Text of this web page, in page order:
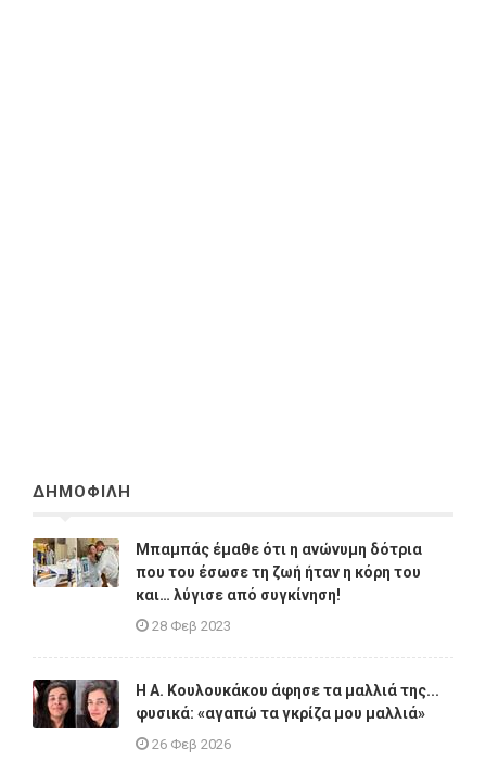
ΔΗΜΟΦΙΛΗ
Μπαμπάς έμαθε ότι η ανώνυμη δότρια
που του έσωσε τη ζωή ήταν η κόρη του
και… λύγισε από συγκίνηση!
28 Φεβ 2023
Η A. Κουλουκάκου άφησε τα μαλλιά της...
φυσικά: «αγαπώ τα γκρίζα μου μαλλιά»
26 Φεβ 2026